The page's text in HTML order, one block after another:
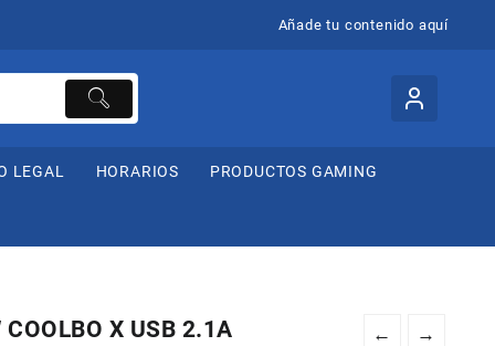
Añade tu contenido aquí
LEGAL HORARIOS PRODUCTOS GAMING
← →
X USB 2.1A